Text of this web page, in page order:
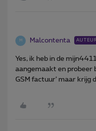
M Malcontenta
Yes, ik heb in de
aangemaakt en probeer
GSM factuur’ maar krijg